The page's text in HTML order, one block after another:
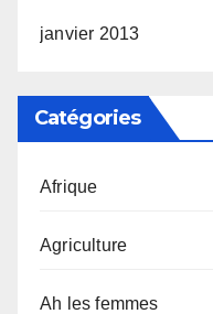
janvier 2013
Catégories
Afrique
Agriculture
Ah les femmes